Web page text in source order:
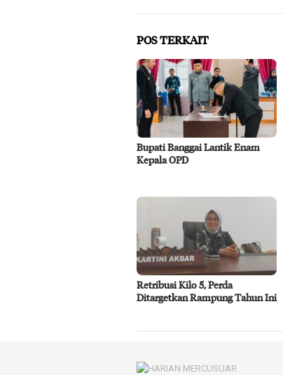
POS TERKAIT
Bupati Banggai Lantik Enam
Kepala OPD
Retribusi Kilo 5, Perda
Ditargetkan Rampung Tahun Ini